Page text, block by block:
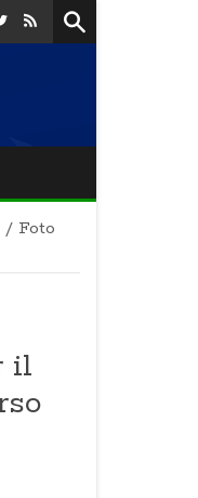
/ Foto
il